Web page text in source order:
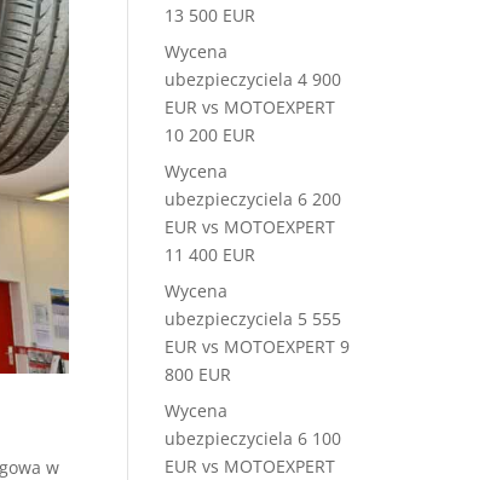
w
13 500 EUR
Wycena
ubezpieczyciela 4 900
EUR vs MOTOEXPERT
10 200 EUR
Wycena
ubezpieczyciela 6 200
EUR vs MOTOEXPERT
11 400 EUR
Wycena
ubezpieczyciela 5 555
EUR vs MOTOEXPERT 9
800 EUR
Wycena
ubezpieczyciela 6 100
EUR vs MOTOEXPERT